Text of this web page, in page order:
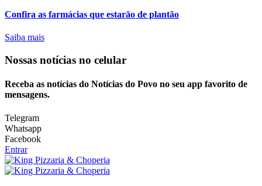
Confira as farmácias que estarão de plantão
Saiba mais
Nossas notícias no celular
Receba as notícias do Notícias do Povo no seu app favorito de
mensagens.
Telegram
Whatsapp
Facebook
Entrar